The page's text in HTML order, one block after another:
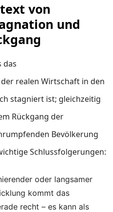
von
und
das
realen Wirtschaft in den
stagniert ist; gleichzeitig
Rückgang der
Bevölkerung
Schlussfolgerungen:
oder langsamer
kommt das
recht – es kann als